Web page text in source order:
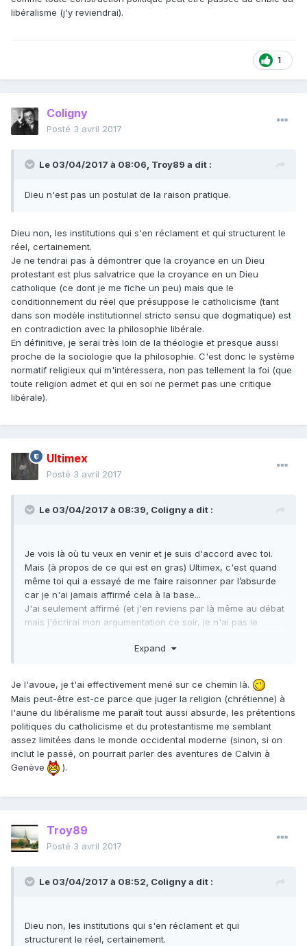
libéralisme (j'y reviendrai).
1
Coligny
Posté 3 avril 2017
Le 03/04/2017 à 08:06, Troy89 a dit :
Dieu n'est pas un postulat de la raison pratique.
Dieu non, les institutions qui s'en réclament et qui structurent le
réel, certainement.
Je ne tendrai pas à démontrer que la croyance en un Dieu
protestant est plus salvatrice que la croyance en un Dieu
catholique (ce dont je me fiche un peu) mais que le
conditionnement du réel que présuppose le catholicisme (tant
dans son modèle institutionnel stricto sensu que dogmatique) est
en contradiction avec la philosophie libérale.
En définitive, je serai très loin de la théologie et presque aussi
proche de la sociologie que la philosophie. C'est donc le système
normatif religieux qui m'intéressera, non pas tellement la foi (que
toute religion admet et qui en soi ne permet pas une critique
libérale).
Ultimex
Posté 3 avril 2017
Le 03/04/2017 à 08:39, Colignya dit :
Je vois là où tu veux en venir et je suis d'accord avec toi.
Mais (à propos de ce qui est en gras) Ultimex, c'est quand
même toi qui a essayé de me faire raisonner par l’absurde
car je n'ai jamais affirmé cela à la base...
J'ai seulement affirmé (et j'en reviens par là même au débat
mais j'écrirai mon argumentation ce soir, je n'ai pas le
humains de manière strictement identique à un système
peut être passée au crible du libéralisme (j'y reviendrai).
Expand
Je l'avoue, je t'ai effectivement mené sur ce chemin là.
Mais peut-être est-ce parce que juger la religion (chrétienne) à
l'aune du libéralisme me paraît tout aussi absurde, les prétentions
politiques du catholicisme et du protestantisme me semblant
assez limitées dans le monde occidental moderne (sinon, si on
inclut le passé, on pourrait parler des aventures de Calvin à
Genève
).
Troy89
Posté 3 avril 2017
Le 03/04/2017 à 08:52, Colignya dit :
Dieu non, les institutions qui s'en réclament et qui
structurent le réel, certainement.